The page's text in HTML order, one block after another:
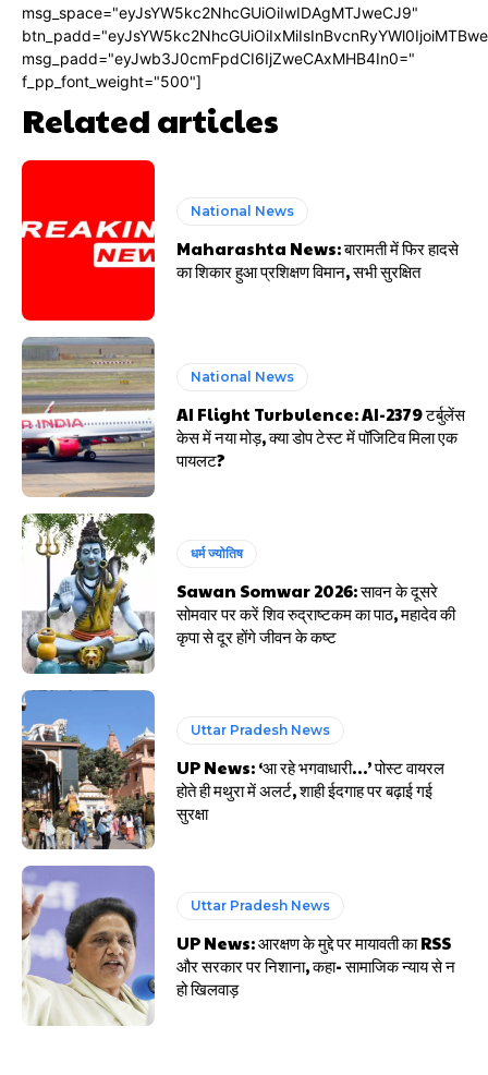
msg_space="eyJsYW5kc2NhcGUiOiIwIDAgMTJweCJ9"
msg_padd="eyJwb3J0cmFpdCI6IjZweCAxMHB4In0="
f_pp_font_weight="500"]
Related articles
National News
Maharashta News: बारामती में फिर हादसे
का शिकार हुआ प्रशिक्षण विमान, सभी सुरक्षित
National News
AI Flight Turbulence: AI-2379 टर्बुलेंस
केस में नया मोड़, क्या डोप टेस्ट में पॉजिटिव मिला एक
पायलट?
धर्म ज्योतिष
Sawan Somwar 2026: सावन के दूसरे
सोमवार पर करें शिव रुद्राष्टकम का पाठ, महादेव की
कृपा से दूर होंगे जीवन के कष्ट
Uttar Pradesh News
UP News: ‘आ रहे भगवाधारी…’ पोस्ट वायरल
होते ही मथुरा में अलर्ट, शाही ईदगाह पर बढ़ाई गई
सुरक्षा
Uttar Pradesh News
UP News: आरक्षण के मुद्दे पर मायावती का RSS
और सरकार पर निशाना, कहा- सामाजिक न्याय से न
हो खिलवाड़